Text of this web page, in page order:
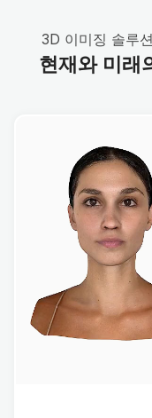
3D 이미징 솔루
현재와 미래